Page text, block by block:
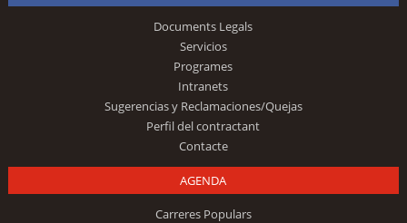
Documents Legals
Servicios
Programes
Intranets
Sugerencias y Reclamaciones/Quejas
Perfil del contractant
Contacte
AGENDA
Carreres Populars